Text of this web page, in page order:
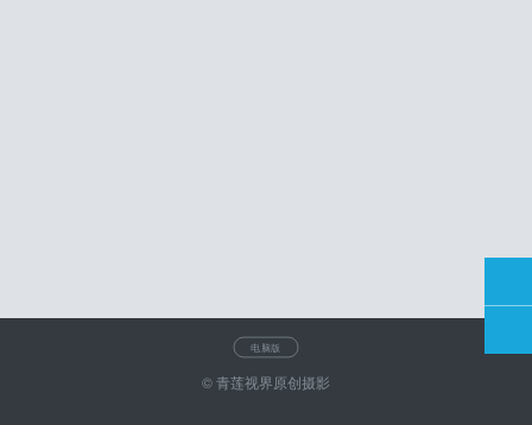
电脑版
© 青莲视界原创摄影